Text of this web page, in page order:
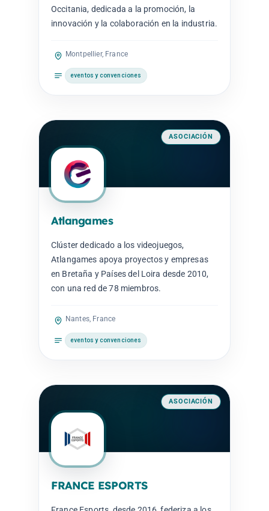
Occitania, dedicada a la promoción, la
innovación y la colaboración en la industria.
Montpellier, France
eventos y convenciones
ASOCIACIÓN
Atlangames
Clúster dedicado a los videojuegos,
Atlangames apoya proyectos y empresas
en Bretaña y Países del Loira desde 2010,
con una red de 78 miembros.
Nantes, France
eventos y convenciones
ASOCIACIÓN
FRANCE ESPORTS